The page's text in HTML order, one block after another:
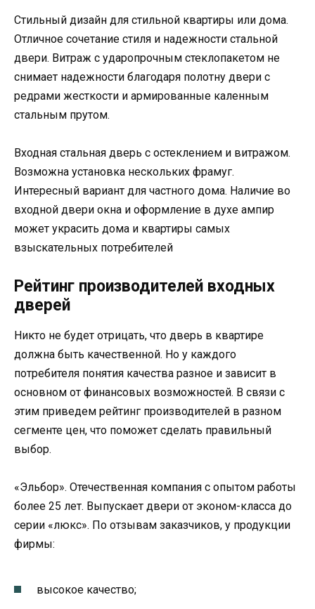
Стильный дизайн для стильной квартиры или дома.
Отличное сочетание стиля и надежности стальной
двери. Витраж с ударопрочным стеклопакетом не
снимает надежности благодаря полотну двери с
редрами жесткости и армированные каленным
стальным прутом.
Входная стальная дверь с остеклением и витражом.
Возможна установка нескольких фрамуг.
Интересный вариант для частного дома. Наличие во
входной двери окна и оформление в духе ампир
может украсить дома и квартиры самых
взыскательных потребителей
Рейтинг производителей входных
дверей
Никто не будет отрицать, что дверь в квартире
должна быть качественной. Но у каждого
потребителя понятия качества разное и зависит в
основном от финансовых возможностей. В связи с
этим приведем рейтинг производителей в разном
сегменте цен, что поможет сделать правильный
выбор.
«Эльбор». Отечественная компания с опытом работы
более 25 лет. Выпускает двери от эконом-класса до
серии «люкс». По отзывам заказчиков, у продукции
фирмы:
высокое качество;